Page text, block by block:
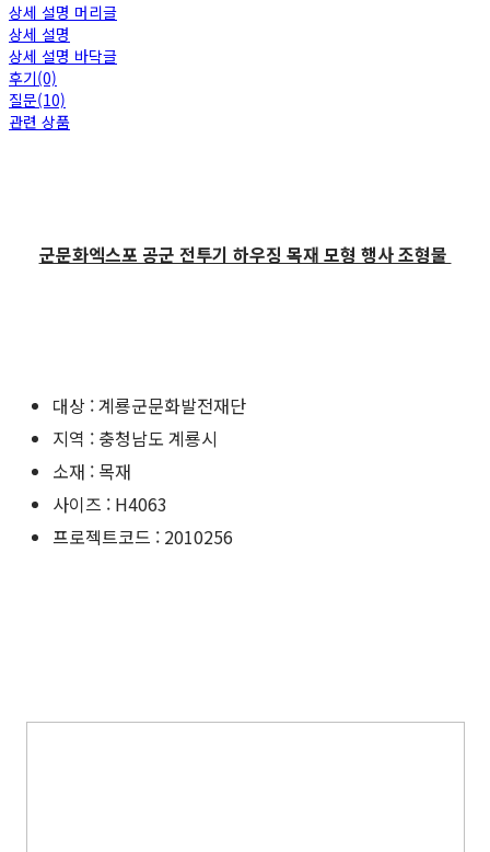
상세 설명 머리글
상세 설명
상세 설명 바닥글
후기(0)
질문(10)
관련 상품
군문화엑스포 공군 전투기 하우징 목재 모형 행사 조형물
대상 : 계룡군문화발전재단
지역 : 충청남도 계룡시
소재 : 목재
사이즈 : H4063
프로젝트코드 : 2010256